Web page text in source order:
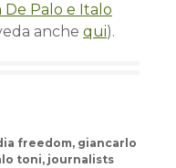
De Palo e Italo
anche qui).
freedom, giancarlo
toni, journalists